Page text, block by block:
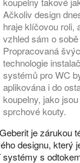
Ačkoliv design
hraje klíčovou roli,
vzhled sám o
Propracovaná
technologie
systémů pro WC
aplikována i do
koupelny, jako
sprchové kouty.
je zárukou
designu, který
s